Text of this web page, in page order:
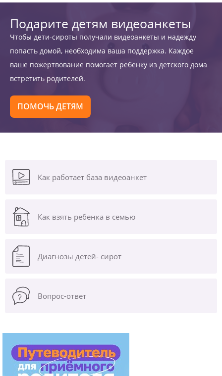
Подарите детям видеоанкеты
Чтобы дети-сироты получали видеоанкеты и надежду
попасть домой, необходима ваша поддержка. Каждое
ваше пожертвование помогает ребенку из детского дома
встретить родителей.
ПОМОЧЬ ДЕТЯМ
Как работает база видеоанкет
Как взять ребенка в семью
Диагнозы детей- сирот
Вопрос-ответ